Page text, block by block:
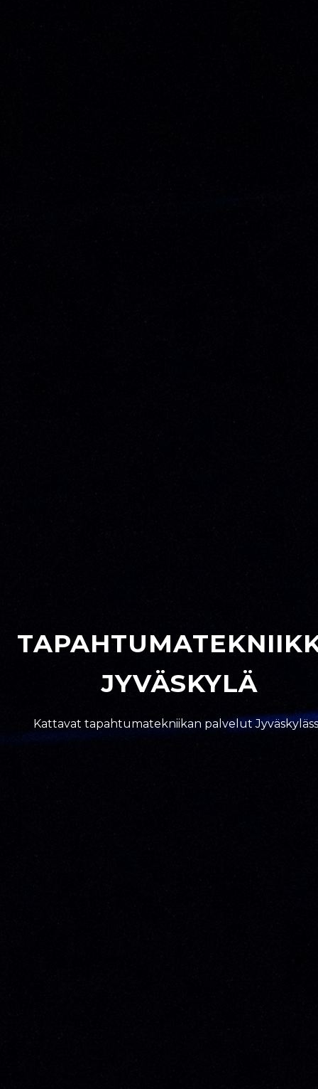
JYVÄSKYLÄ
Kattavat tapahtumatekniikan palvelut